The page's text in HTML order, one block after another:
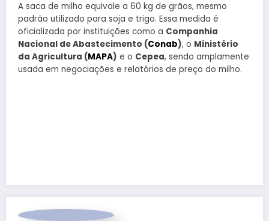
A saca de milho equivale a 60 kg de grãos, mesmo
padrão utilizado para soja e trigo. Essa medida é
oficializada por instituições como a Companhia
Nacional de Abastecimento (Conab), o Ministério
da Agricultura (MAPA) e o Cepea, sendo amplamente
usada em negociações e relatórios de preço do milho.